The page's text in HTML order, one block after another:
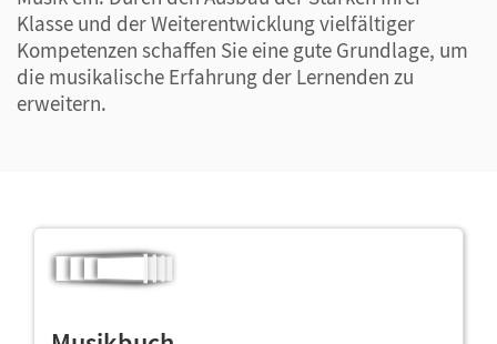
Klasse und der Weiterentwicklung vielfältiger
Kompetenzen schaffen Sie eine gute Grundlage, um
die musikalische Erfahrung der Lernenden zu
erweitern.